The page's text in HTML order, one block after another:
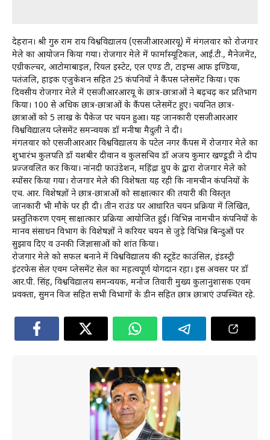
देहरादून। श्री गुरु राम राय विश्वविद्यालय (एसजीआरआरयू) में मंगलवार को रोजगार
मेले का आयोजन किया गया। रोजगार मेले में फार्मास्यूटिकल, आई.टी., मैनेजमेंट,
एग्रीकल्चर, आटोमाबाइल, रियल इस्टेट, एल एण्ड टी, टाइम्स आफ इण्डिया,
पतंजलि, हाइक एजुकेशन सहित 25 कंपनियों ने कैंपस प्लेसमेंट किया। एक
दिवसीय रोजगार मेले में एसजीआरआरयू के छात्र-छात्राओं ने बढ़चढ़ कर प्रतिभाग
किया। 100 से अधिक छात्र-छात्राओं के कैंपस प्लेसमेंट हुए। चयनित छात्र-
छात्राओं को 5 लाख के पैकेज पर चयन हुआ। यह जानकारी एसजीआरआर
विश्वविद्यालय प्लेसमेंट समन्वयक डॉ मनीषा मैदुली ने दी।
मंगलवार को एसजीआरआर विश्वविद्यालय के पटेल नगर कैंपस में रोजगार मेले का
शुभारंभ कुलपति डॉ यशबीर दीवान व कुलसचिव डॉ अजय कुमार खण्डूडी ने दीप
प्रज्जवलित कर किया। नांनदी फाउंडेशन, महिंद्रा ग्रुप के द्वारा रोजगार मेले को
स्पोंसर किया गया। रोजगार मेले की विशेषता यह रही कि नामचीन कंपनियों के
एच. आर. विशेषज्ञों ने छात्र-छात्राओं को साक्षात्कार की तयारी की विस्तृत
जानकारी भी मौके पर ही दी। तीन राउंड पर आधारित चयन प्रक्रिया में लिखित,
प्रस्तुतिकरण एवम् साक्षात्कार प्रक्रिया आयोजित हुई। विभिन्न नामचीन कंपनियों के
मानव संसाधन विभाग के विशेषज्ञों ने करियर चयन से जुड़े विभिन्न बिन्दुओं पर
सुझाव दिए व उनकी जिज्ञासाओं को शांत किया।
रोजगार मेले को सफल बनाने में विश्वविद्यालय की स्टूडेंट काउंसिल, इंडस्ट्री
इंटरफेस सेल एवम प्लेसमेंट सेल का महत्वपूर्ण योगदान रहा। इस अवसर पर डॉ
आर.पी. सिंह, विश्वविद्यालय समन्वयक, मनोज तिवारी मुख्य कुलानुशासक एवम
प्रवक्ता, सुमन विज सहित सभी विभागों के डीन सहित छात्र छात्राएं उपस्थित रहे.